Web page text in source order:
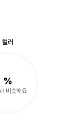
컬러
%
비슷해요